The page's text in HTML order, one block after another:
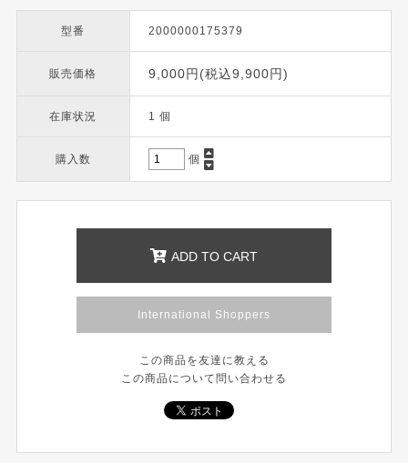
型番 2000000175379
販売価格 9,000円(税込9,900円)
在庫状況 1 個
購入数 個
ADD TO CART
International Shoppers
この商品を友達に教える
この商品について問い合わせる